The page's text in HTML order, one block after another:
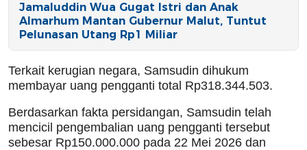
Jamaluddin Wua Gugat Istri dan Anak
Almarhum Mantan Gubernur Malut, Tuntut
Pelunasan Utang Rp1 Miliar
Terkait kerugian negara, Samsudin dihukum
membayar uang pengganti total Rp318.344.503.
Berdasarkan fakta persidangan, Samsudin telah
mencicil pengembalian uang pengganti tersebut
sebesar Rp150.000.000 pada 22 Mei 2026 dan